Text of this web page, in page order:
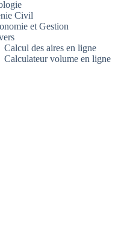
Civil
et Gestion
Calcul des aires en ligne
Calculateur volume en ligne